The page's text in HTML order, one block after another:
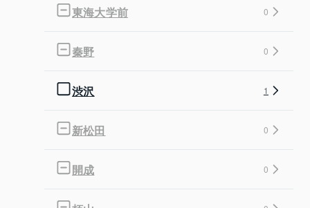
東海大学前 0
秦野 0
渋沢 1
新松田 0
開成 0